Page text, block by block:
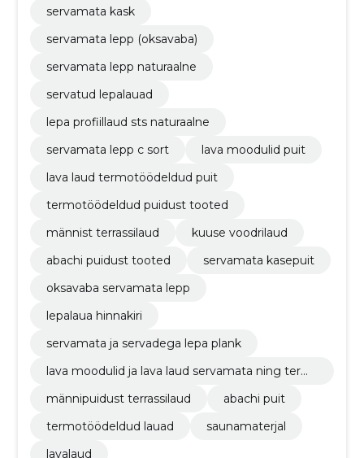
servamata kask
servamata lepp (oksavaba)
servamata lepp naturaalne
servatud lepalauad
lepa profiillaud sts naturaalne
servamata lepp c sort
lava moodulid puit
lava laud termotöödeldud puit
termotöödeldud puidust tooted
männist terrassilaud
kuuse voodrilaud
abachi puidust tooted
servamata kasepuit
oksavaba servamata lepp
lepalaua hinnakiri
servamata ja servadega lepa plank
lava moodulid ja lava laud servamata ning term
männipuidust terrassilaud
abachi puit
termotöödeldud lauad
saunamaterjal
lavalaud